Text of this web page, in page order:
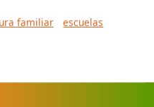
familiar escuelas